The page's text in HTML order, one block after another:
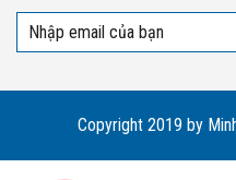
Copyright 2019 by